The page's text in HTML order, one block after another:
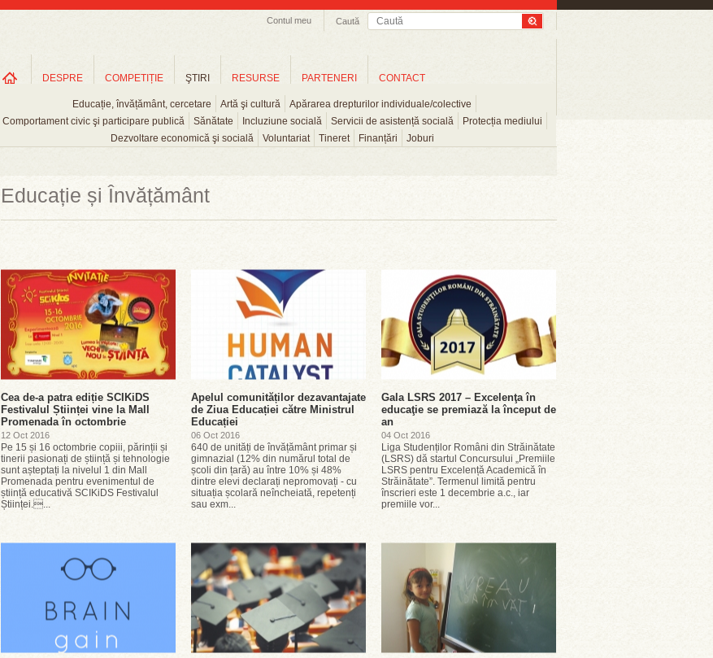
Caută
Contul meu
DESPRE COMPETIȚIE ŞTIRI
Educație, învățământ, cercetare Artă şi cultură
Apărarea drepturilor individuale/colective
Comportament civic şi participare publică
Sănătate Incluziune socială Servicii de asistență socială
Protecția mediului
Dezvoltare economică şi socială
Voluntariat Tineret Finanțări Joburi
RESURSE PARTENERI CONTACT
Educație și Învățământ
Cea de-a patra ediție SCIKiDS
Festivalul Științei vine la Mall
Promenada în octombrie
12 Oct 2016
Pe 15 și 16 octombrie copiii, părinții și
tinerii pasionați de știință și tehnologie
sunt așteptați la nivelul 1 din Mall
Promenada pentru evenimentul de
știință educativă SCIKiDS Festivalul
Științei....
Apelul comunităților dezavantajate
de Ziua Educației către Ministrul
Educației
06 Oct 2016
640 de unități de învățământ primar și
gimnazial (12% din numărul total de
școli din țară) au între 10% și 48%
dintre elevi declarați nepromovați - cu
situația școlară neîncheiată, repetenți
sau exm...
Gala LSRS 2017 – Excelenţa în
educaţie se premiază la început de
an
04 Oct 2016
Liga Studenților Români din Străinătate
(LSRS) dă startul Concursului „Premiile
LSRS pentru Excelență Academică în
Străinătate”. Termenul limită pentru
înscrieri este 1 decembrie a.c., iar
premiile vor...